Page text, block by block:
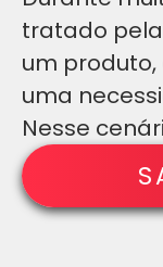
tratado
um
uma
Nesse